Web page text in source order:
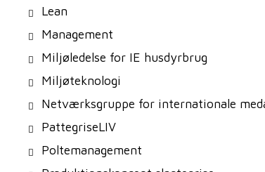
Lean
Management
Miljøledelse for IE husdyrbrug
Miljøteknologi
Netværksgruppe for internationale
PattegriseLIV
Poltemanagement